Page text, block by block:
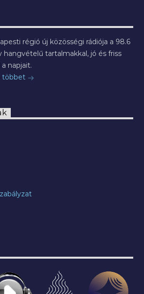
régió új közösségi rádiója a 98.6
hangvételű tartalmakkal, jó és friss
napjait.
többet